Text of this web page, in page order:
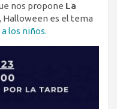
nos propone La
Halloween es el tema
los niños.